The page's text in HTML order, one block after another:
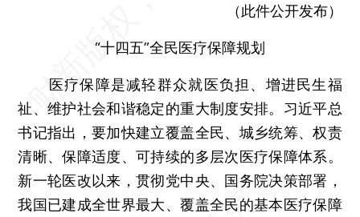
（此件公开发布）
“十四五”全民医疗保障规划
医疗保障是减轻群众就医负担、增进民生福
祉、维护社会和谐稳定的重大制度安排。习近平总
书记指出，要加快建立覆盖全民、城乡统筹、权责
清晰、保障适度、可持续的多层次医疗保障体系。
新一轮医改以来，贯彻党中央、国务院决策部署，
我国已建成全世界最大、覆盖全民的基本医疗保障